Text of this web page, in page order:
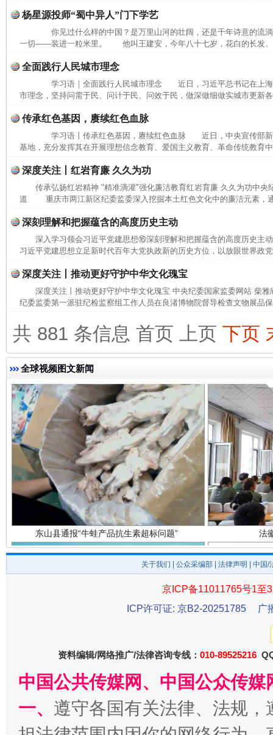
杨星源投师“蜀中异人”门下学艺
你见过什么样的中国？是万里山河的壮阔，还是千年诗意的
一切——装进一粒米里。 他叫王建安，今年八十七岁，花白的长发、
全面践行人民城市理念
学习语｜全面践行人民城市理念 近日，习近平总书记在上海
市理念，坚持问需于民、问计于民、问效于民，做深做细做实城市更新
传承红色基因，赓续红色血脉
学习语丨传承红色基因，赓续红色血脉 近日，中央宣传部新
基地，充分发挥其在开展理想信念教育、爱国主义教育、革命传统教育
深度关注丨红岩育廉 久久为功
传承弘扬红岩精神 "精准滴灌"强化廉洁教育红岩育廉 久久为功中央
道 重庆市两江新区纪委监委深入挖掘本土红色文化中的廉洁元素，
深刻理解和把握蕴含的高度历史主动
深入学习领会习近平党建思想⑯深刻理解和把握蕴含的高度历史
习近平党建思想立足新时代百年大党执政新的历史方位，以放眼世界政
深度关注丨推动更好守护中华文化瑰宝
深度关注丨推动更好守护中华文化瑰宝 中央纪委国家监委网站 柴
纪委监委第一派驻纪检监察组工作人员在良渚博物院督导检查文物展品
共 881 条信息 首页 上页 下页
全球视频图文新闻
东山县通报“牛蛙产品抗生素超标问题” 法
关于我们 公众采编部 法律声明 | 中国
京ICP备11011765号1至
ICP许可证: 京B2-20251785
广
资料编辑/网络推广/法律咨询专线： 010-89525216
中国公共传媒网、中国公众传
一、 遵守各国有关法律、法规